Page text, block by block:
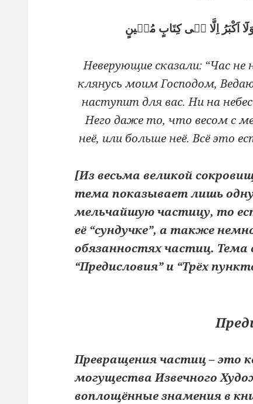
اَكْبَرُ اِلَّا فٖى كِتَابٍ مُبٖينٍ
Неверующие сказали: “Час
клянусь моим Господом,
наступит для вас. Ни на
Него даже то, что весом с
неё, или больше неё. Всё это
[Из весьма великой
тема показывает лишь
мельчайшую частицу, то
её “сундучке”, а также
обязанностях частиц. Тема
“Предисловия” и “Трёх
Превращения частиц – это
могущества Извечного
воплощённые знамения в